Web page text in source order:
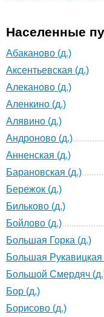
Населенные
Абаканово (д.)
Аксентьевская (д.)
Алеканово (д.)
Аленкино (д.)
Алявино (д.)
Андроново (д.)
Анненская (д.)
Барановская (д.)
Бережок (д.)
Бильково (д.)
Бойлово (д.)
Большая Горка (д.)
Большая Рукавицкая
Большой Смердяч
Бор (д.)
Борисово (д.)